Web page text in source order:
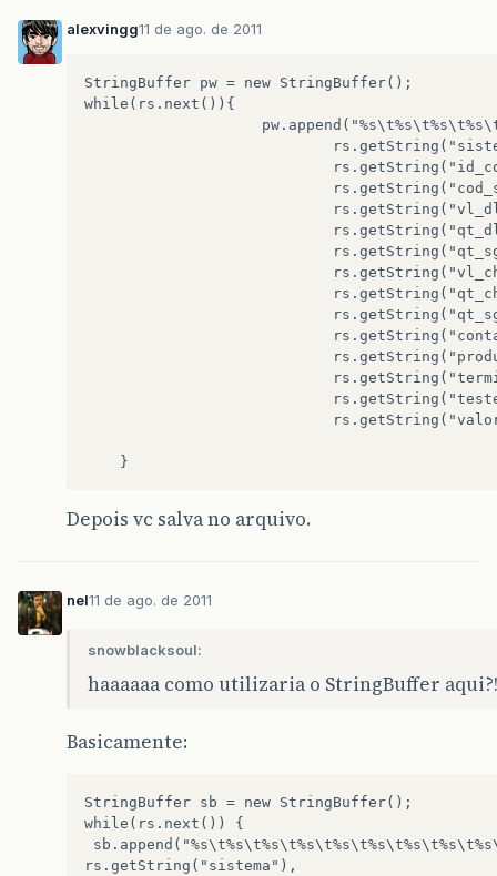
alexvingg11 de ago. de 2011
StringBuffer pw = new StringBuffer();
while(rs.next()){
Depois vc salva no arquivo.
nel11 de ago. de 2011
snowblacksoul:
haaaaaa como utilizaria o StringBuffer aqui?!
Basicamente:
StringBuffer sb = new StringBuffer();
while(rs.next()) {
rs.getString("sistema"),